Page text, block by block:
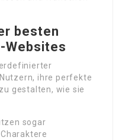
besten
Websites
ihre perfekte
gestalten, wie sie
sogar